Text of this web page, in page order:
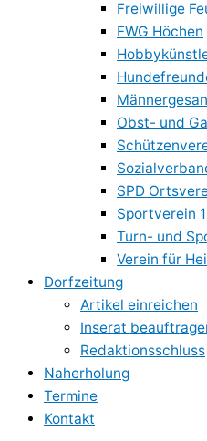
Freiwillige
FWG Höchen
Obst- und
SPD
Sportverein
Turn- und
Verein für
Dorfzeitung
Artikel einreichen
Inserat
Redaktionsschluss
Naherholung
Termine
Kontakt